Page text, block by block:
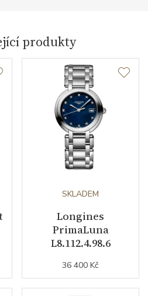
L420 quartz Longines
modrá
produkty
SKLADEM
Longines
PrimaLuna
L8.112.4.98.6
36 400 Kč